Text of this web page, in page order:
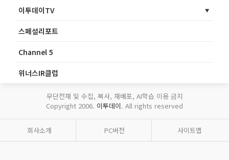
이투데이TV
스페셜리포트
Channel 5
위너스IR클럽
무단전재 및 수집, 복사, 재배포, AI학습 이용 금지
Copyright 2006. 이투데이. All rights reserved
회사소개 PC버전 사이트맵